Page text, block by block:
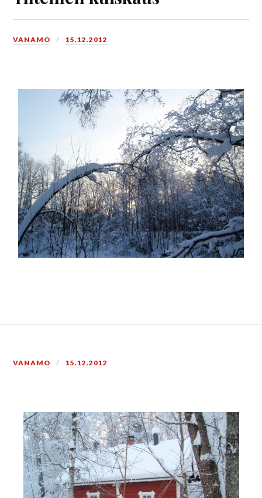
VANAMO 15.12.2012
VANAMO 15.12.2012